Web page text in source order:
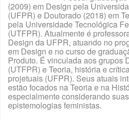
(2009) em Design pela
(UFPR) e Doutorado (2018) em
pela Universidade Tecnológica
(UTFPR). Atualmente é
Design da UFPR, atuando no
em Design e no curso de
Produto. É vinculada aos grupos
(UTFPR) e Teoria, história e
projetuais (UFPR). Seus atuais
estão focados na Teoria e na
especialmente considerando
epistemologias feministas.